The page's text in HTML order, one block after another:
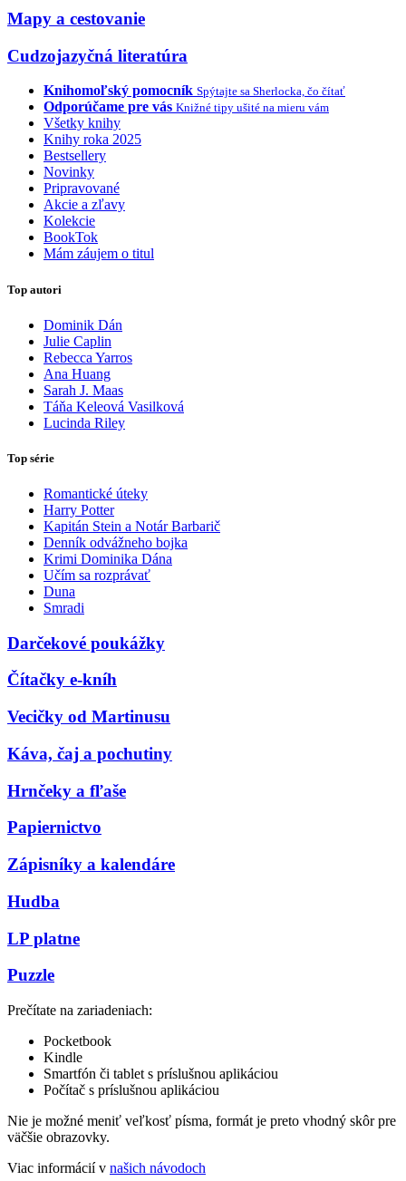
Mapy a cestovanie
Cudzojazyčná literatúra
Knihomoľský pomocník Spýtajte sa Sherlocka, čo čítať
Odporúčame pre vás Knižné tipy ušité na mieru vám
Všetky knihy
Knihy roka 2025
Bestsellery
Novinky
Pripravované
Akcie a zľavy
Kolekcie
BookTok
Mám záujem o titul
Top autori
Dominik Dán
Julie Caplin
Rebecca Yarros
Ana Huang
Sarah J. Maas
Táňa Keleová Vasilková
Lucinda Riley
Top série
Romantické úteky
Harry Potter
Kapitán Stein a Notár Barbarič
Denník odvážneho bojka
Krimi Dominika Dána
Učím sa rozprávať
Duna
Smradi
Darčekové poukážky
Čítačky e-kníh
Vecičky od Martinusu
Káva, čaj a pochutiny
Hrnčeky a fľaše
Papiernictvo
Zápisníky a kalendáre
Hudba
LP platne
Puzzle
Prečítate na zariadeniach:
Pocketbook
Kindle
Smartfón či tablet s príslušnou aplikáciou
Počítač s príslušnou aplikáciou
Nie je možné meniť veľkosť písma, formát je preto vhodný skôr pre
väčšie obrazovky.
Viac informácií v našich návodoch